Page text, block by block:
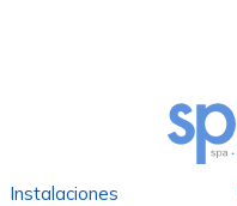
Instalaciones